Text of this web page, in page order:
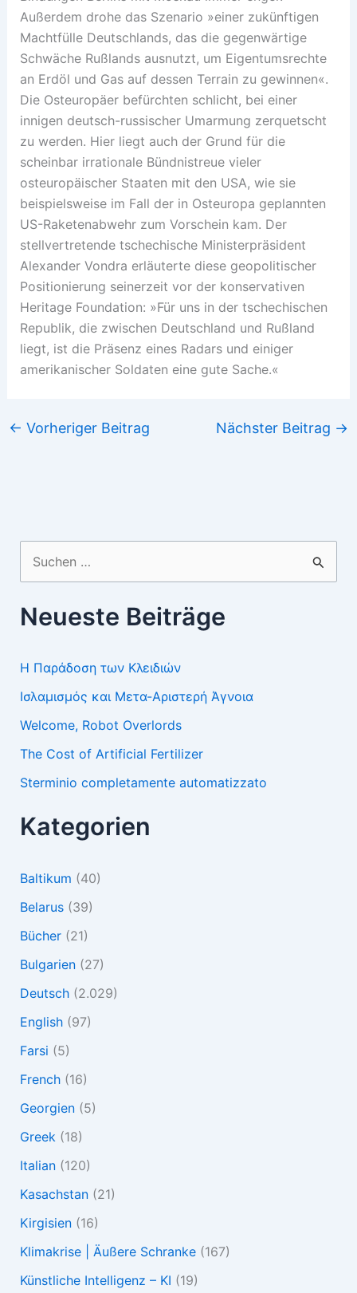
Außerdem drohe das Szenario »einer zukünftigen
Machtfülle Deutschlands, das die gegenwärtige
Schwäche Rußlands ausnutzt, um Eigentumsrechte
an Erdöl und Gas auf dessen Terrain zu gewinnen«.
Die Osteuropäer befürchten schlicht, bei einer
innigen deutsch-russischer Umarmung zerquetscht
zu werden. Hier liegt auch der Grund für die
scheinbar irrationale Bündnistreue vieler
osteuropäischer Staaten mit den USA, wie sie
beispielsweise im Fall der in Osteuropa geplannten
US-Raketenabwehr zum Vorschein kam. Der
stellvertretende tschechische Ministerpräsident
Alexander Vondra erläuterte diese geopolitischer
Positionierung seinerzeit vor der konservativen
Heritage Foundation: »Für uns in der tschechischen
Republik, die zwischen Deutschland und Rußland
liegt, ist die Präsenz eines Radars und einiger
amerikanischer Soldaten eine gute Sache.«
← Vorheriger Beitrag Nächster Beitrag →
nach:
Neueste Beiträge
Η Παράδοση των Κλειδιών
Ισλαμισμός και Μετα-Αριστερή Άγνοια
Welcome, Robot Overlords
The Cost of Artificial Fertilizer
Sterminio completamente automatizzato
Kategorien
Baltikum (40)
Belarus(39)
Bücher(21)
Bulgarien(27)
Deutsch(2.029)
English(97)
Farsi (5)
French(16)
Georgien(5)
Greek (18)
Italian(120)
Kasachstan(21)
Kirgisien(16)
Klimakrise | Äußere Schranke(167)
Künstliche Intelligenz – KI (19)